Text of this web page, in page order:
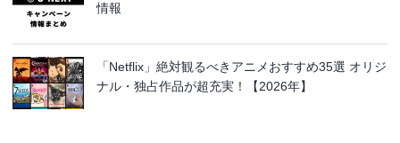
情報
「Netflix」絶対観るべきアニメおすすめ35選 オリジ
ナル・独占作品が超充実！【2026年】